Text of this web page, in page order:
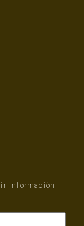
información